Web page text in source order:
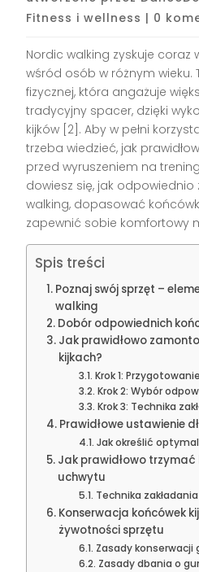
Fitness i wellness | 0
Nordic walking zyskuje coraz
wśród osób w różnym wieku.
fizycznej, która angażuje
tradycyjny spacer, dzięki
kijków [2]. Aby w pełni
trzeba wiedzieć, jak
przed wyruszeniem na
dowiesz się, jak odpowiednio
walking, dopasować
zapewnić sobie komfortowy
Spis treści
Poznaj swój sprzęt –
walking
Dobór odpowiednich
Jak prawidłowo
kijkach?
Krok 1:
Krok 2: Wybór
Krok 3: Technika
Prawidłowe ustawienie
Jak określić
Jak prawidłowo trzymać
uchwytu
Technika
Konserwacja końcówek
żywotności sprzętu
Zasady konserwacji
Zasady dbania o